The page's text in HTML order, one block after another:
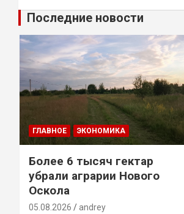
Последние новости
ГЛАВНОЕ ЭКОНОМИКА
Более 6 тысяч гектар
убрали аграрии Нового
Оскола
05.08.2026 andrey